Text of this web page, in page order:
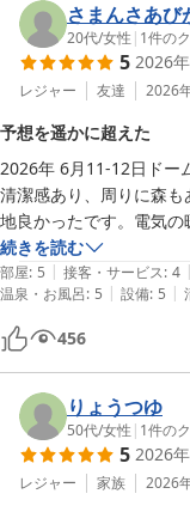
さまんさあび
20代/女性 | 1件の
5 2026
レジャー 友達 2026
予想を遥かに超えた
2026年 6月11-12日ドー
清潔感あり、周りに森
地良かったです。電気の
ネットの写真で見たより
す。
夜ご飯も、朝ごはんも、
感動しました！お腹い
温泉も二回入りました
を見ながらあたたまりま
部屋の電気の消し方分
たですが、不満はその
続きを読む
部屋: 5 | 接客・サービス: 4 |
温泉・お風呂: 5 | 設備: 5 |
456
りょうつゆ
50代/女性 | 1件の
5 2026
レジャー 家族 2026